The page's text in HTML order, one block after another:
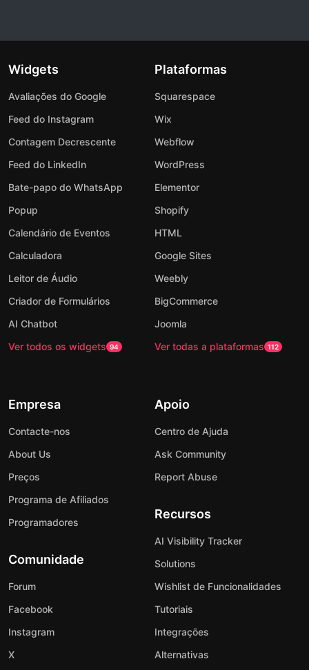
Widgets
Avaliações do Google
Feed do Instagram
Contagem Decrescente
Feed do LinkedIn
Bate-papo do WhatsApp
Popup
Calendário de Eventos
Calculadora
Leitor de Áudio
Criador de Formulários
AI Chatbot
Ver todos os widgets 94
Plataformas
Squarespace
Wix
Webflow
WordPress
Elementor
Shopify
HTML
Google Sites
Weebly
BigCommerce
Joomla
Ver todas a plataformas 112
Empresa
Contacte-nos
About Us
Preços
Programa de Afiliados
Programadores
Comunidade
Forum
Facebook
Instagram
X
Apoio
Centro de Ajuda
Ask Community
Report Abuse
Recursos
AI Visibility Tracker
Solutions
Wishlist de Funcionalidades
Tutoriais
Integrações
Alternativas